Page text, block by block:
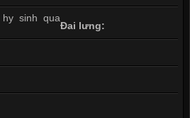
Đai lưng: